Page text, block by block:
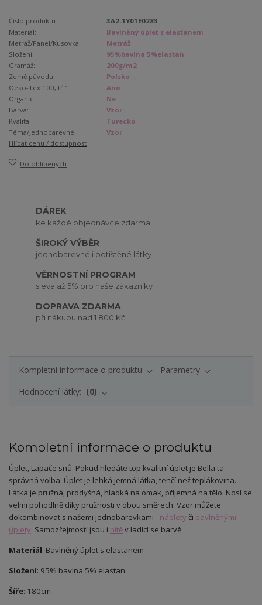
Číslo produktu:
3A2-1Y01E0283
Materiál:
Bavlněný úplet s elastanem
Metráž/Panel/Kusovka:
Metráž
Složení:
95%bavlna 5%elastan
Gramáž:
200g/m2
Země původu:
Polsko
Oeko-Tex 100, tř.1:
Ano
Organic:
Ne
Barva:
Vzor
Kvalita:
Turecko
Téma/Jednobarevné:
Vzor
Hlídat cenu / dostupnost
Do oblíbených
DÁREK
ke každé objednávce zdarma
ŠIROKÝ VÝBĚR
jednobarevné i potištěné látky
VĚRNOSTNÍ PROGRAM
sleva až 5% pro naše zákazníky
DOPRAVA ZDARMA
při nákupu nad 1 800 Kč
Kompletní informace o produktu
Parametry
Hodnocení látky:
0
Kompletní informace o produktu
Úplet, Lapače snů. Pokud hledáte top kvalitní úplet je Bella ta
správná volba. Úplet je lehká jemná látka, tenčí než teplákovina.
Látka je pružná, prodyšná, hladká na omak, příjemná na tělo. Nosí se
velmi pohodlně díky pružnosti v obou směrech. Vzor můžete
dokombinovat s našemi jednobarevkami - náplety či bavlněnými
úplety. Samozřejmostí jsou i nitěv ladící se barvě.
Materiál: Bavlněný úplet s elastanem
Složení: 95% bavlna 5% elastan
Šíře: 180cm